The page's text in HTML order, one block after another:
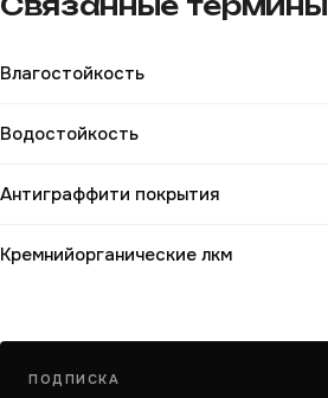
Влагостойкость
Водостойкость
Антиграффити покрытия
Кремнийорганические лкм
ПОДПИСКА